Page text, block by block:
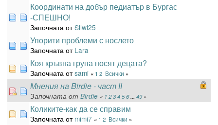
Координати на добър педиатър в Бургас
-СПЕШНО!
Започната отSilwi25
Упорити проблеми с нослето
Започната от Lara
Коя кръвна група носят децата?
Започната отsami « 1 2 Всички »
Мнения на Birdie - част ІІ
Започната от Birdie « 1 23456...49»
Коликите-как да се справим
Започната от mimi7 « 1 2 Всички »